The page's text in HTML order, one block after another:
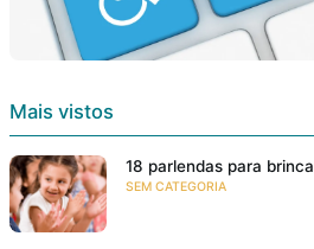
Mais vistos
18 parlendas para
SEM CATEGORIA